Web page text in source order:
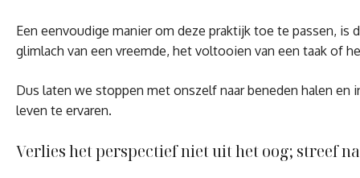
Een eenvoudige manier om deze praktijk toe te passen,
glimlach van een vreemde, het voltooien van een taak of
Dus laten we stoppen met onszelf naar beneden halen
leven te ervaren.
Verlies het perspectief niet uit het oog; streef